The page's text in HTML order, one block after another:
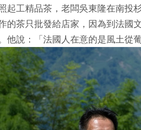
起工精品茶，老闆吳東隆在南投
的茶只批發給店家，因為到法國
他說：「法國人在意的是風土從